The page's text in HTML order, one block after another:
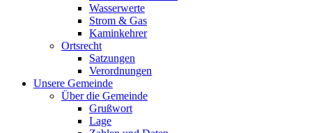
Wasserwerte
Strom & Gas
Kaminkehrer
Ortsrecht
Satzungen
Verordnungen
Unsere Gemeinde
Über die Gemeinde
Grußwort
Lage